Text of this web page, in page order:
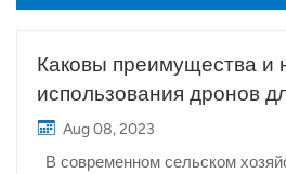
Каковы преимущества и
использования дронов
сельскохозяйственных
Aug 08, 2023
В современном сельском